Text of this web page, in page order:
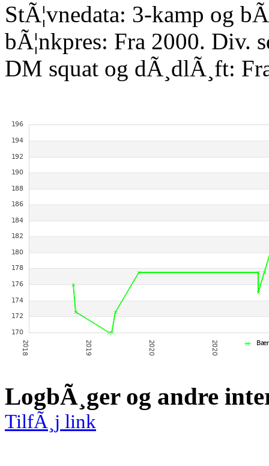
StÃ¦vnedata: 3-kamp og
bÃ¦nkpres: Fra 2000. Div.
DM squat og dÃ¸dlÃ¸ft:
LogbÃ¸ger og andre
TilfÃ¸j link